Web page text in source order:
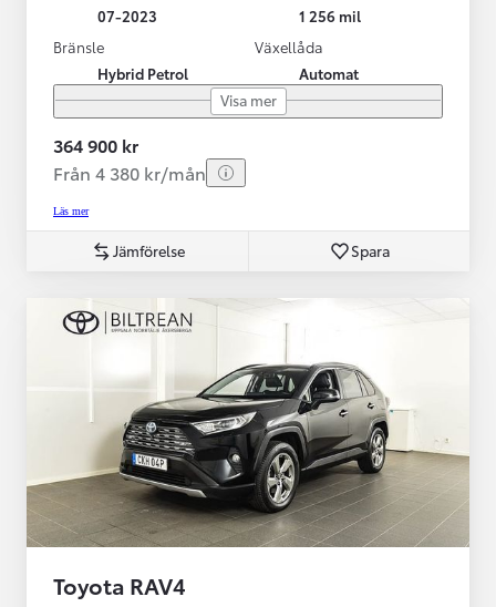
07-2023
1 256 mil
Bränsle
Hybrid Petrol
Växellåda
Automat
Visa mer
364 900 kr
Från 4 380 kr/mån
Läs mer
Jämförelse Spara
Toyota RAV4